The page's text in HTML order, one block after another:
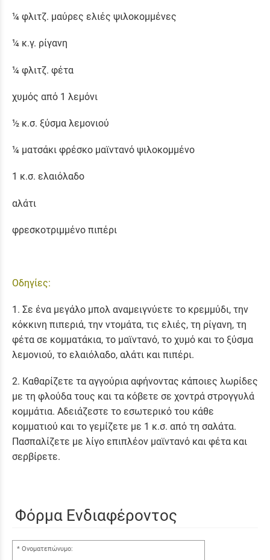
¼ φλιτζ. μαύρες ελιές ψιλοκομμένες
¼ κ.γ. ρίγανη
¼ φλιτζ. φέτα
χυμός από 1 λεμόνι
½ κ.σ. ξύσμα λεμονιού
¼ ματσάκι φρέσκο μαϊντανό ψιλοκομμένο
1 κ.σ. ελαιόλαδο
αλάτι
φρεσκοτριμμένο πιπέρι
Οδηγίες:
1. Σε ένα μεγάλο μπολ αναμειγνύετε το κρεμμύδι, την
κόκκινη πιπεριά, την ντομάτα, τις ελιές, τη ρίγανη, τη
φέτα σε κομματάκια, το μαϊντανό, το χυμό και το ξύσμα
λεμονιού, το ελαιόλαδο, αλάτι και πιπέρι.
2. Καθαρίζετε τα αγγούρια αφήνοντας κάποιες λωρίδες
με τη φλούδα τους και τα κόβετε σε χοντρά στρογγυλά
κομμάτια. Αδειάζεστε το εσωτερικό του κάθε
κομματιού και το γεμίζετε με 1 κ.σ. από τη σαλάτα.
Πασπαλίζετε με λίγο επιπλέον μαϊντανό και φέτα και
σερβίρετε.
Φόρμα Ενδιαφέροντος
Ονοματεπώνυμο: